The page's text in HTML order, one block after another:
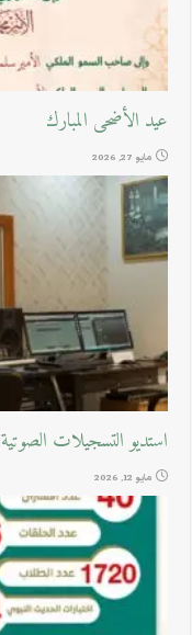
عيد الأضحى المبارك
مايو 27, 2026
استديو التسجيلات الصوتية
مايو 12, 2026